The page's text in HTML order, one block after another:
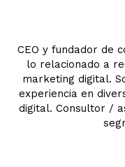
CEO y fundador de
lo relacionado a
marketing digital.
experiencia en
digital. Consultor /